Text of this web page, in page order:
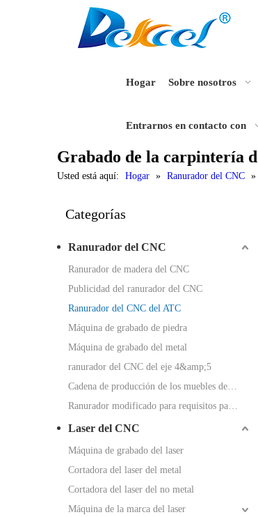
Hogar Sobre nosotros
Entrarnos en contacto con
Grabado de la carpintería
Usted está aquí: Hogar » Ranurador del CNC »
Categorías
Ranurador del CNC
Ranurador de madera del CNC
Publicidad del ranurador del CNC
Ranurador del CNC del ATC
Máquina de grabado de piedra
Máquina de grabado del metal
ranurador del CNC del eje 4&amp;5
Cadena de producción de los muebles del panel
Ranurador modificado para requisitos particulares del CNC
Laser del CNC
Máquina de grabado del laser
Cortadora del laser del metal
Cortadora del laser del no metal
Máquina de la marca del laser